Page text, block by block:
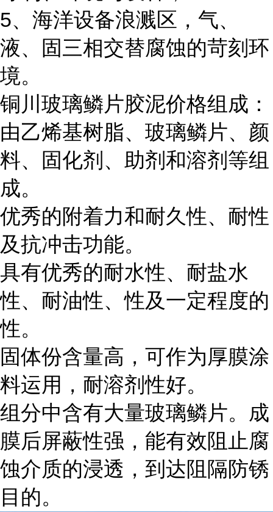
5、海洋设备浪溅区，气、
液、固三相交替腐蚀的苛刻环
境。
铜川玻璃鳞片胶泥价格组成：
由乙烯基树脂、玻璃鳞片、颜
料、固化剂、助剂和溶剂等组
成。
优秀的附着力和耐久性、耐性
及抗冲击功能。
具有优秀的耐水性、耐盐水
性、耐油性、性及一定程度的
性。
固体份含量高，可作为厚膜涂
料运用，耐溶剂性好。
组分中含有大量玻璃鳞片。成
膜后屏蔽性强，能有效阻止腐
蚀介质的浸透，到达阻隔防锈
目的。